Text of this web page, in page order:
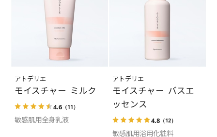
アトデリエ
モイスチャー ミルク
4.6 （11）
敏感肌用全身乳液
アトデリエ
モイスチャー バスエ
ッセンス
4.8（12）
敏感肌用浴用化粧料